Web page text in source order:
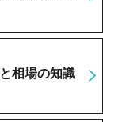
相場の知識